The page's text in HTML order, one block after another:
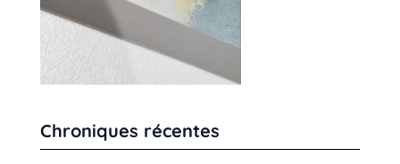
Chroniques récentes